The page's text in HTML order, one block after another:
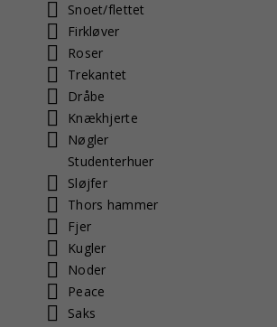
Snoet/flettet
Firkløver
Roser
Trekantet
Dråbe
Knækhjerte
Nøgler
Studenterhuer
Sløjfer
Thors hammer
Fjer
Kugler
Noder
Peace
Saks